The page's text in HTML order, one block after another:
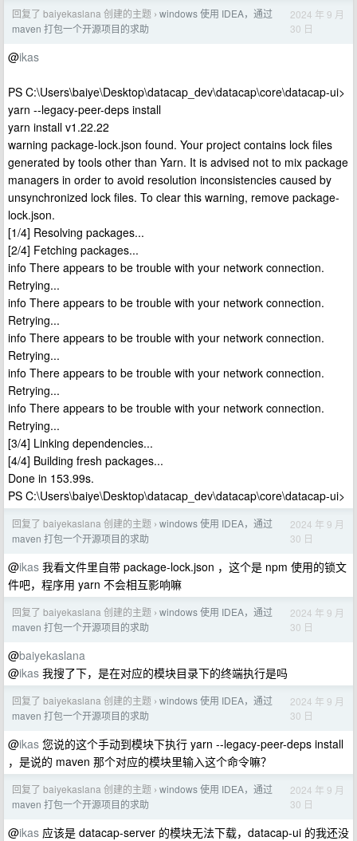
回复了 baiyekaslana 创建的主题 › windows 使用 IDEA，通过
maven 打包一个开源项目的求助
2024 年 9 月
30 日
@ikas
PS C:\Users\baiye\Desktop\datacap_dev\datacap\core\datacap-ui>
yarn --legacy-peer-deps install
yarn install v1.22.22
warning package-lock.json found. Your project contains lock files
generated by tools other than Yarn. It is advised not to mix package
managers in order to avoid resolution inconsistencies caused by
unsynchronized lock files. To clear this warning, remove package-
lock.json.
[1/4] Resolving packages...
[2/4] Fetching packages...
info There appears to be trouble with your network connection.
Retrying...
info There appears to be trouble with your network connection.
Retrying...
info There appears to be trouble with your network connection.
Retrying...
info There appears to be trouble with your network connection.
Retrying...
info There appears to be trouble with your network connection.
Retrying...
[3/4] Linking dependencies...
[4/4] Building fresh packages...
Done in 153.99s.
PS C:\Users\baiye\Desktop\datacap_dev\datacap\core\datacap-ui>
回复了 baiyekaslana 创建的主题 › windows 使用 IDEA，通过
maven 打包一个开源项目的求助
2024 年 9 月
30 日
@ikas 我看文件里自带 package-lock.json ，这个是 npm 使用的锁文
件吧，程序用 yarn 不会相互影响嘛
回复了 baiyekaslana 创建的主题 › windows 使用 IDEA，通过
maven 打包一个开源项目的求助
2024 年 9 月
30 日
@baiyekaslana
@ikas 我搜了下，是在对应的模块目录下的终端执行是吗
回复了 baiyekaslana 创建的主题 › windows 使用 IDEA，通过
maven 打包一个开源项目的求助
2024 年 9 月
30 日
@ikas 您说的这个手动到模块下执行 yarn --legacy-peer-deps install
，是说的 maven 那个对应的模块里输入这个命令嘛？
回复了 baiyekaslana 创建的主题 › windows 使用 IDEA，通过
maven 打包一个开源项目的求助
2024 年 9 月
30 日
@ikas 应该是 datacap-server 的模块无法下载，datacap-ui 的我还没